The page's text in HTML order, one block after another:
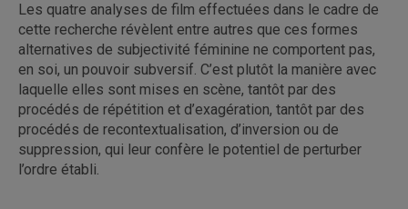
Les quatre analyses de film effectuées dans le cadre de
cette recherche révèlent entre autres que ces formes
alternatives de subjectivité féminine ne comportent pas,
en soi, un pouvoir subversif. C’est plutôt la manière avec
laquelle elles sont mises en scène, tantôt par des
procédés de répétition et d’exagération, tantôt par des
procédés de recontextualisation, d’inversion ou de
suppression, qui leur confère le potentiel de perturber
l’ordre établi.